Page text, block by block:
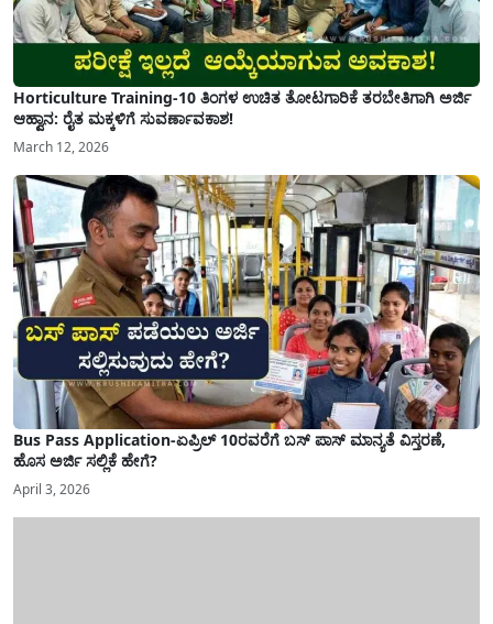
Horticulture Training-10 ತಿಂಗಳ ಉಚಿತ ತೋಟಗಾರಿಕೆ ತರಬೇತಿಗಾಗಿ ಅರ್ಜಿ
ಆಹ್ವಾನ: ರೈತ ಮಕ್ಕಳಿಗೆ ಸುವರ್ಣಾವಕಾಶ!
March 12, 2026
Bus Pass Application-ಏಪ್ರಿಲ್ 10ರವರೆಗೆ ಬಸ್ ಪಾಸ್ ಮಾನ್ಯತೆ ವಿಸ್ತರಣೆ,
ಹೊಸ ಅರ್ಜಿ ಸಲ್ಲಿಕೆ ಹೇಗೆ?
April 3, 2026